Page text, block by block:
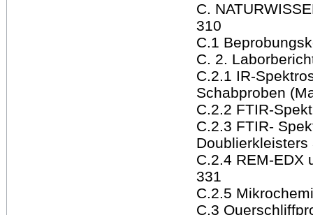
C.
310
C.1
C. 2.
C.2.1 IR-
Schabproben
C.2.2 FTIR-
C.2.3 FTIR-
Doublierkleisters
C.2.4 REM-EDX
331
C.2.5
C.3